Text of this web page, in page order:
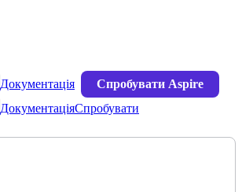
Документація Спробувати Aspire
ДокументаціяСпробувати